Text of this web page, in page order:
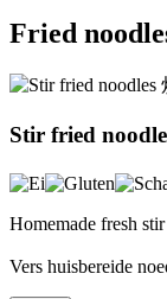
Fried
Stir fried
Homemade fresh
Vers huisbereide